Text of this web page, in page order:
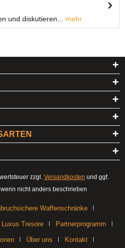
und diskutieren...
mehr
zzgl. Versandkosten und ggf.
nicht anders beschrieben
Waffenschränke
Luxus Tresore Partnerprogramm
Über uns Kontakt